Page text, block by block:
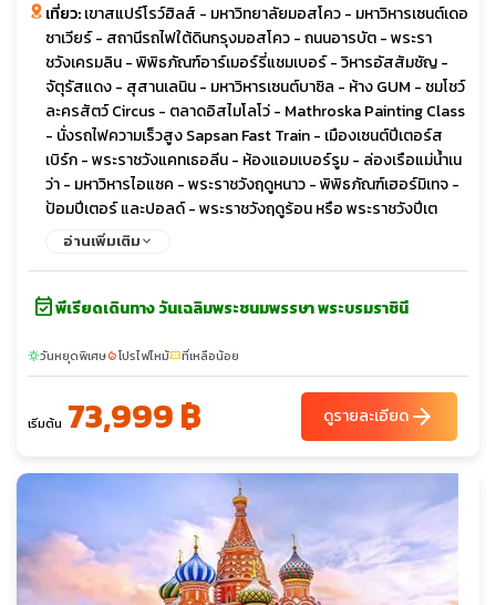
เรือแม่น้ำเนว่า มหาวิหารไอแซค ช้อปปิ้ง Leto Mall ถนนอารบัต
เที่ยว:เขาสแปร์โรว์ฮิลส์ - มหาวิทยาลัยมอสโคว - มหาวิหารเซนต์เดอ
ซาเวียร์ - สถานีรถไฟใต้ดินกรุงมอสโคว - ถนนอารบัต - พระรา
ชวังเครมลิน - พิพิธภัณฑ์อาร์เมอร์รี่แชมเบอร์ - วิหารอัสสัมชัญ -
จัตุรัสแดง - สุสานเลนิน - มหาวิหารเซนต์บาซิล - ห้าง GUM - ชมโชว์
ละครสัตว์ Circus - ตลาดอิสไมโลโว่ - Mathroska Painting Class
- นั่งรถไฟความเร็วสูง Sapsan Fast Train - เมืองเซนต์ปีเตอร์ส
เบิร์ก - พระราชวังแคทเธอลีน - ห้องแอมเบอร์รูม - ล่องเรือแม่น้ำเน
ว่า - มหาวิหารไอแซค - พระราชวังฤดูหนาว - พิพิธภัณฑ์เฮอร์มิเทจ -
ป้อมปีเตอร์ และปอลด์ - พระราชวังฤดูร้อน หรือ พระราชวังปีเต
อร์ฮอฟ - โบสถ์หยดเลือด - ช้อปปิ้ง Leto Mall
อ่านเพิ่มเติม
event_availableพีเรียดเดินทาง วันเฉลิมพระชนมพรรษา พระบรมราชินี
sunnyวันหยุดพิเศษlocal_fire_departmentโปรไฟไหม้confirmation_numberที่เหลือน้อย
เริ่มต้น 73,999 ฿ ดูรายละเอียดarrow_forward